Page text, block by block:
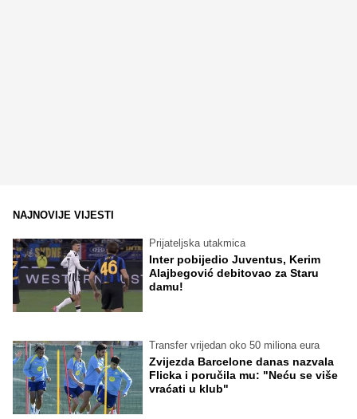
NAJNOVIJE VIJESTI
Prijateljska utakmica
Inter pobijedio Juventus, Kerim
Alajbegović debitovao za Staru
damu!
Transfer vrijedan oko 50 miliona eura
Zvijezda Barcelone danas nazvala
Flicka i poručila mu: "Neću se više
vraćati u klub"